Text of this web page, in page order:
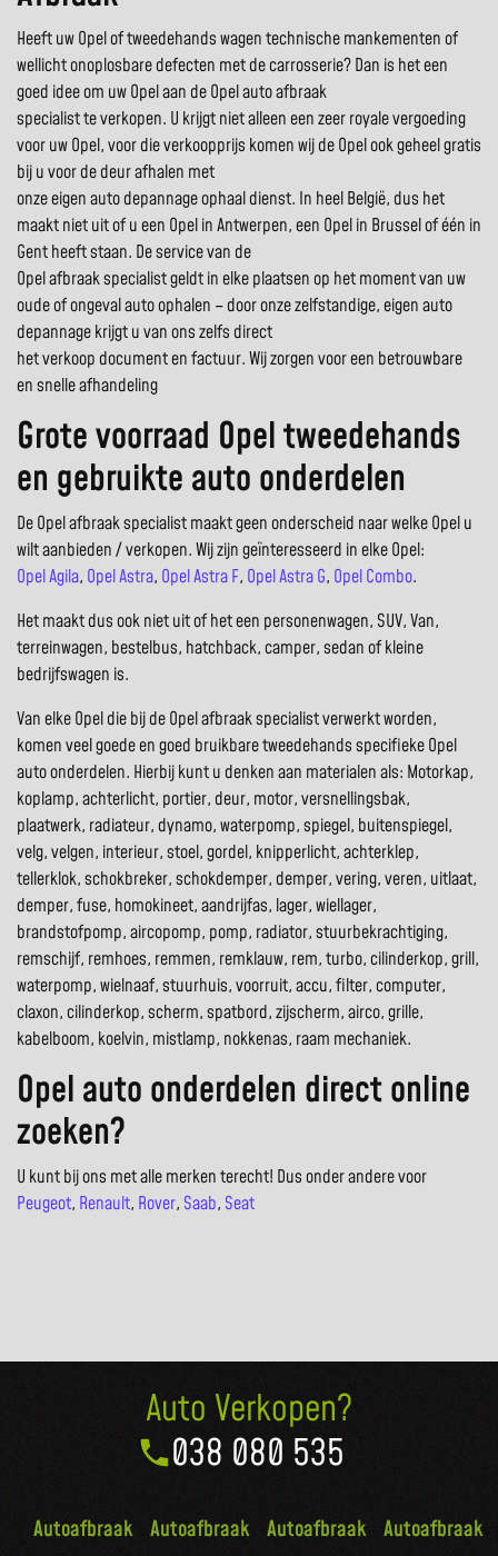
Heeft uw Opel of tweedehands wagen technische mankementen of
wellicht onoplosbare defecten met de carrosserie? Dan is het een
goed idee om uw Opel aan de Opel auto afbraak
specialist te verkopen. U krijgt niet alleen een zeer royale vergoeding
voor uw Opel, voor die verkoopprijs komen wij de Opel ook geheel gratis
bij u voor de deur afhalen met
onze eigen auto depannage ophaal dienst. In heel België, dus het
maakt niet uit of u een Opel in Antwerpen, een Opel in Brussel of één in
Gent heeft staan. De service van de
Opel afbraak specialist geldt in elke plaatsen op het moment van uw
oude of ongeval auto ophalen – door onze zelfstandige, eigen auto
depannage krijgt u van ons zelfs direct
het verkoop document en factuur. Wij zorgen voor een betrouwbare
en snelle afhandeling
Grote voorraad Opel tweedehands
en gebruikte auto onderdelen
De Opel afbraak specialist maakt geen onderscheid naar welke Opel u
wilt aanbieden / verkopen. Wij zijn geïnteresseerd in elke Opel:
Opel Agila, Opel Astra, Opel Astra F, Opel Astra G, Opel Combo.
Het maakt dus ook niet uit of het een personenwagen, SUV, Van,
terreinwagen, bestelbus, hatchback, camper, sedan of kleine
bedrijfswagen is.
Van elke Opel die bij de Opel afbraak specialist verwerkt worden,
komen veel goede en goed bruikbare tweedehands specifieke Opel
auto onderdelen. Hierbij kunt u denken aan materialen als: Motorkap,
koplamp, achterlicht, portier, deur, motor, versnellingsbak,
plaatwerk, radiateur, dynamo, waterpomp, spiegel, buitenspiegel,
velg, velgen, interieur, stoel, gordel, knipperlicht, achterklep,
tellerklok, schokbreker, schokdemper, demper, vering, veren, uitlaat,
demper, fuse, homokineet, aandrijfas, lager, wiellager,
brandstofpomp, aircopomp, pomp, radiator, stuurbekrachtiging,
remschijf, remhoes, remmen, remklauw, rem, turbo, cilinderkop, grill,
waterpomp, wielnaaf, stuurhuis, voorruit, accu, filter, computer,
claxon, cilinderkop, scherm, spatbord, zijscherm, airco, grille,
kabelboom, koelvin, mistlamp, nokkenas, raam mechaniek.
Opel auto onderdelen direct online
zoeken?
U kunt bij ons met alle merken terecht! Dus onder andere voor
Peugeot, Renault, Rover, Saab, Seat
Auto Verkopen?
038 080 535
Autoafbraak Autoafbraak Autoafbraak Autoafbraak